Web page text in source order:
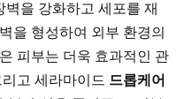
을 강화하고 세포를 재
을 형성하여 외부 환경의
피부는 더욱 효과적인 관
리고 세라마이드 드롭케어